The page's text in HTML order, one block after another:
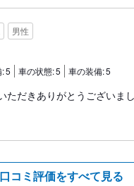
男性
:5 車の状態:5 車の装備:5
ただきありがとうございまし
口コミ評価をすべて見る